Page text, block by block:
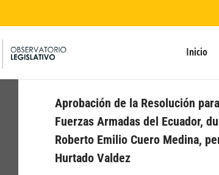
Inicio
Aprobación de la Resolución
Fuerzas Armadas del Ecuador,
Roberto Emilio Cuero Medina,
Hurtado Valdez